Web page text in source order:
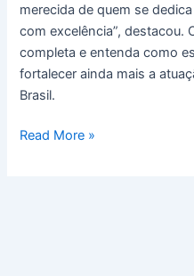
merecida de quem se
com excelência”, destacou.
completa e entenda como
fortalecer ainda mais a
Brasil.
Read More »